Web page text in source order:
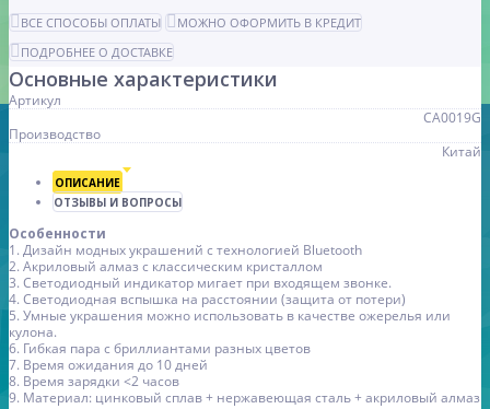
ВСЕ СПОСОБЫ ОПЛАТЫ
МОЖНО ОФОРМИТЬ В КРЕДИТ
ПОДРОБНЕЕ О ДОСТАВКЕ
Основные характеристики
Артикул
CA0019G
Производство
Китай
ОПИСАНИЕ
ОТЗЫВЫ И ВОПРОСЫ
Особенности
1. Дизайн модных украшений с технологией Bluetooth
2. Акриловый алмаз с классическим кристаллом
3. Светодиодный индикатор мигает при входящем звонке.
4. Светодиодная вспышка на расстоянии (защита от потери)
5. Умные украшения можно использовать в качестве ожерелья или
кулона.
6. Гибкая пара с бриллиантами разных цветов
7. Время ожидания до 10 дней
8. Время зарядки <2 часов
9. Материал: цинковый сплав + нержавеющая сталь + акриловый алмаз